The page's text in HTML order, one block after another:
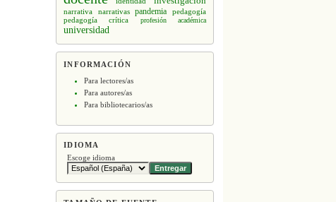
narrativa narrativas pandemia
pedagogía
pedagogía crítica
profesión académica
universidad
INFORMACIÓN
Para lectores/as
Para autores/as
Para bibliotecarios/as
IDIOMA
Escoge idioma